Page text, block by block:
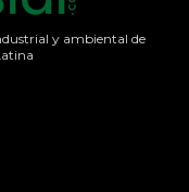
y ambiental de